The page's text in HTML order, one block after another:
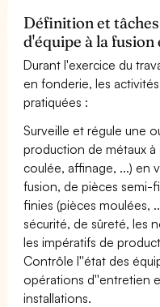
Définition et
d'équipe à la fusion
Durant l'exercice du
en fonderie, les
pratiquées :
Surveille et régule une
production de métaux
coulée, affinage, ...) en
fusion, de pièces semi-
finies (pièces moulées,
sécurité, de sûreté, les
les impératifs de
Contrôle l''état des
opérations d''entretien
installations.